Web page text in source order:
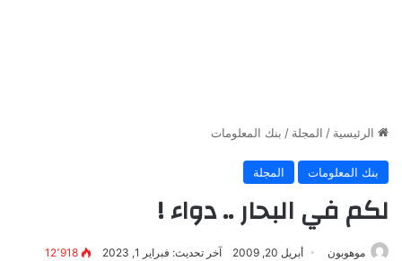
الرئيسية / المجلة / بنك المعلومات
بنك المعلومات المجلة
لكم في البحار .. دواء !
موهوبون أبريل 20, 2009 آخر تحديث: فبراير 1, 2023 12٬918